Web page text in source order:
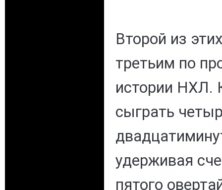
Второй из
третьим по
истории НХЛ.
сыграть
удерживая
пятого